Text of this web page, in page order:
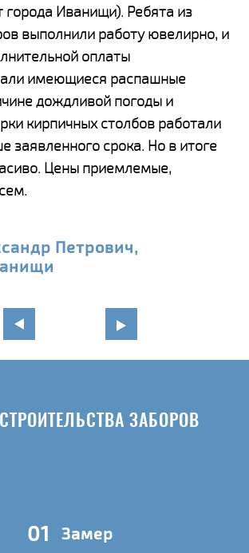
Иванищи). Ребята из
выполнили работу ювелирно, и
оплаты
имеющиеся распашные
дождливой погоды и
кирпичных столбов работали
заявленного срока. Но в итоге
Цены приемлемые,
Петрович,
ЗАБОРОВ
01 Замер